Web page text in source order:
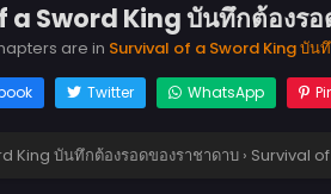
Sword King บันทึกต้องรอ
are in Survival of a Sword King บัน
Twitter WhatsApp
King บันทึกต้องรอดของราชาดาบ › Survival